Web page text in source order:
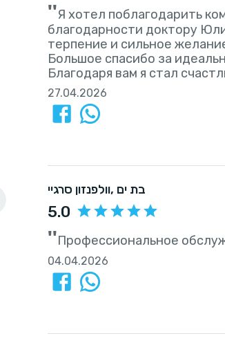
''Я хотел поблагодарить
благодарности доктору
терпение и сильное
Большое спасибо за
Благодаря вам я стал
27.04.2026
וולפנזון סרגיי , בת ים
5.0
''Профессиональное
04.04.2026